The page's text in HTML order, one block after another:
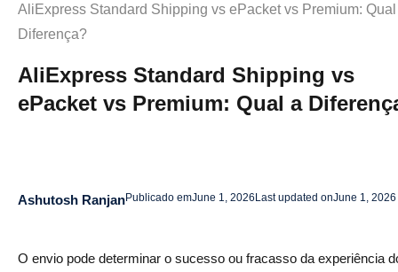
Desvantagens do ePacket
Como funciona o AliExpress Premium Shipping
Desvantagens do Envio Premium do AliExpress
melhor?
AliExpress Standard Shipping vs ePacket vs Premium:
Diferença?
AliExpress Standard Shipping vs
ePacket vs Premium: Qual a
Ashutosh RanjanPublicado emJune 1, 2026 Last updated onJune 1, 2026
O envio pode determinar o sucesso ou fracasso da experiência